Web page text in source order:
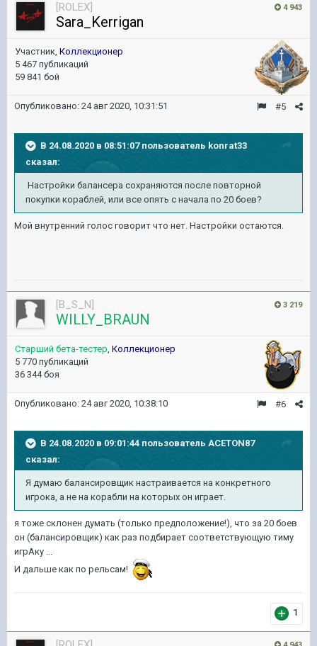
4 943
[ROLEX]
Sara_Kerrigan
Участник, Коллекционер
5 467 публикаций
59 841 бой
#5
Опубликовано: 24 авг 2020, 10:31:51
В 24.08.2020 в 08:51:07 пользователь konrat33
сказал:
Настройки балансера сохраняются после повторной
покупки кораблей, или все опять с начала по 20 боев?
Мой внутренний голос говорит что нет. Настройки остаются.
3 219
[B_S_N]
WILLY_BRAUN
Старший бета-тестер, Коллекционер
5 770 публикаций
36 344 боя
#6
Опубликовано: 24 авг 2020, 10:38:10
В 24.08.2020 в 09:01:44 пользователь ACETON87
сказал:
Я думаю балансировщик настраивается на конкретного
игрока, а не на корабли на которых он играет.
я тоже склонен думать (только предположение!), что за 20 боев
он (балансировщик) как раз подбирает соответствующую тиму
игрАку ...
И дальше как по рельсам!
1